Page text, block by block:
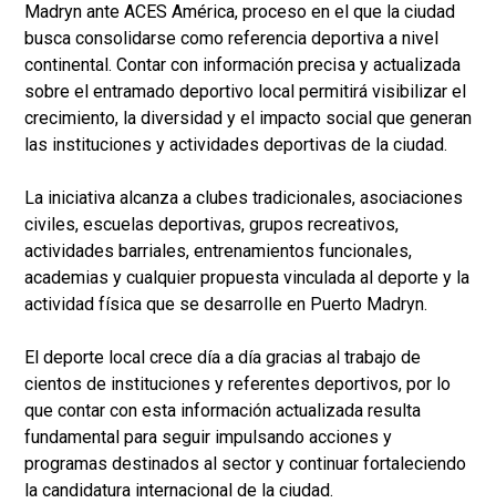
Madryn ante ACES América, proceso en el que la ciudad
busca consolidarse como referencia deportiva a nivel
continental. Contar con información precisa y actualizada
sobre el entramado deportivo local permitirá visibilizar el
crecimiento, la diversidad y el impacto social que generan
las instituciones y actividades deportivas de la ciudad.
La iniciativa alcanza a clubes tradicionales, asociaciones
civiles, escuelas deportivas, grupos recreativos,
actividades barriales, entrenamientos funcionales,
academias y cualquier propuesta vinculada al deporte y la
actividad física que se desarrolle en Puerto Madryn.
El deporte local crece día a día gracias al trabajo de
cientos de instituciones y referentes deportivos, por lo
que contar con esta información actualizada resulta
fundamental para seguir impulsando acciones y
programas destinados al sector y continuar fortaleciendo
la candidatura internacional de la ciudad.